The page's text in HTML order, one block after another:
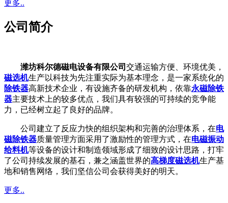
更多..
公司简介
潍坊科尔德磁电设备有限公司 交通运输方便、环境优美，
磁选机生产以科技为先注重实际为基本理念，是一家系统化的
除铁器高新技术企业，有设施齐备的研发机构，依靠永磁除铁
器主要技术上的较多优点，我们具有较强的可持续的竞争能
力，已经树立起了良好的品牌。
公司建立了反应力快的组织架构和完善的治理体系，在电
磁除铁器质量管理方面采用了激励性的管理方式，在电磁振动
给料机等设备的设计和制造领域形成了细致的设计思路，打牢
了公司持续发展的基石，兼之涵盖世界的高梯度磁选机生产基
地和销售网络，我们坚信公司会获得美好的明天。
更多..